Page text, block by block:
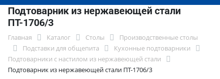
Подтоварник из нержавеющей стали
ПТ-1706/3
Главная Каталог Столы
Производственные столы
Подставки для общепита
Кухонные подтоварники
Подтоварники с настилом из нержавеющей стали
Подтоварник из нержавеющей стали ПТ-1706/3